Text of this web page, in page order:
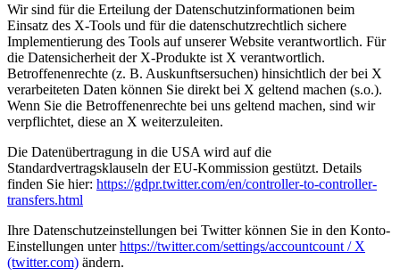
Wir sind für die Erteilung der Datenschutzinformationen beim
Einsatz des X-Tools und für die datenschutzrechtlich sichere
Implementierung des Tools auf unserer Website verantwortlich. Für
die Datensicherheit der X-Produkte ist X verantwortlich.
Betroffenenrechte (z. B. Auskunftsersuchen) hinsichtlich der bei X
verarbeiteten Daten können Sie direkt bei X geltend machen (s.o.).
Wenn Sie die Betroffenenrechte bei uns geltend machen, sind wir
verpflichtet, diese an X weiterzuleiten.
Die Datenübertragung in die USA wird auf die
Standardvertragsklauseln der EU-Kommission gestützt. Details
finden Sie hier: https://gdpr.twitter.com/en/controller-to-controller-
transfers.html
Ihre Datenschutzeinstellungen bei Twitter können Sie in den Konto-
Einstellungen unterhttps://twitter.com/settings/accountcount / X
(twitter.com) ändern.